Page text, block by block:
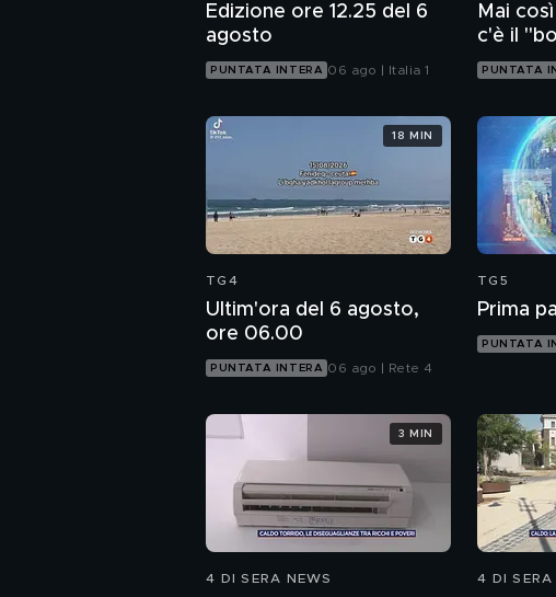
Edizione ore 12.25 del 6
agosto
PUNTATA INTERA 06 ago | Italia 1
Mai
c'è il
città
PUNTATA
TG4
Ultim'ora del 6 agosto,
ore 06.00
PUNTATA INTERA 06 ago | Rete 4
18 MIN
TG5
Prima
PUNTATA
4 DI SERA NEWS
3 MIN
4 DI SERA